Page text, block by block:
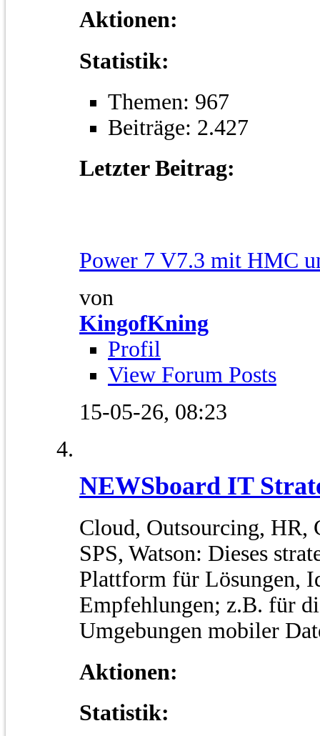
Aktionen:
Statistik:
Themen: 967
Beiträge: 2.427
Letzter Beitrag:
Power 7 V7.3 mit HMC
von
KingofKning
Profil
View Forum Posts
15-05-26, 08:23
NEWSboard IT
Cloud, Outsourcing, HR,
SPS, Watson: Dieses
Plattform für Lösungen,
Empfehlungen; z.B. für
Umgebungen mobiler
Aktionen:
Statistik: